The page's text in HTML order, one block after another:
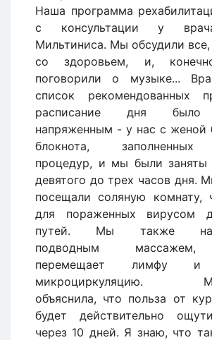
Наша программа
с консультации у
Мильтиниса. Мы обсудили все,
со здоровьем, и,
поговорили о музыке...
список рекомендованных
расписание дня было
напряженным - у нас с женой
блокнота, заполненных
процедур, и мы были заняты
девятого до трех часов дня.
посещали соляную комнату,
для пораженных вирусом
путей. Мы также
подводным массажем,
перемещает лимфу и
микроциркуляцию.
объяснила, что польза от
будет действительно
через 10 дней. Я знаю, что